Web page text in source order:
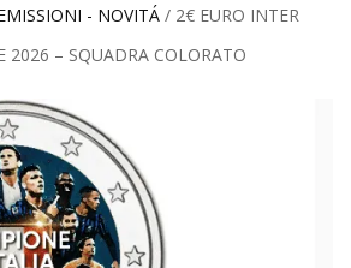
- NOVITÁ/ 2€ EURO INTER
2026 – SQUADRA COLORATO